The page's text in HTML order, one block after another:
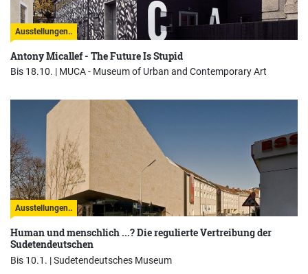
Ausstellungen..
Antony Micallef - The Future Is Stupid
Bis 18.10. | MUCA - Museum of Urban and Contemporary Art
Ausstellungen..
Human und menschlich ...? Die regulierte Vertreibung der
Sudetendeutschen
Bis 10.1. |Sudetendeutsches Museum